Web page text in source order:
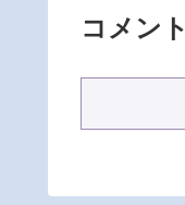
コメント